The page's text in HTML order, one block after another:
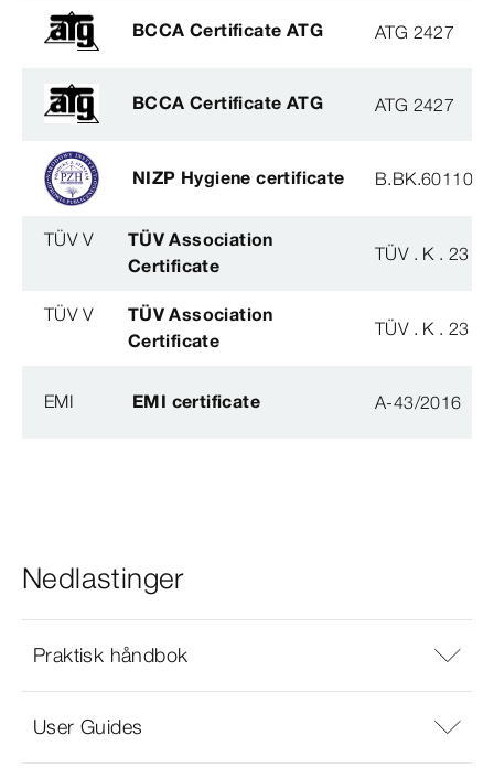
BCCA Certificate ATG ATG 2427
BCCA Certificate ATG ATG 2427
NIZP Hygiene certificate
TÜV V
TÜV Association
Certificate
TÜV . K . 23 -
TÜV V
TÜV Association
Certificate
TÜV . K . 23 -
EMI EMI certificate A-43/2016
Nedlastinger
Praktisk håndbok
User Guides